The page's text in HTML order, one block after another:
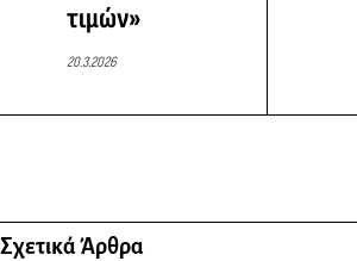
τιμών»
20.3.2026
Σχετικά Άρθρα